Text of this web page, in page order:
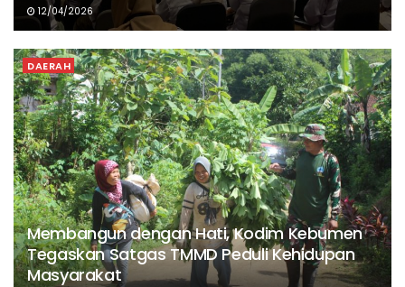
12/04/2026
DAERAH
Membangun dengan Hati, Kodim Kebumen
Tegaskan Satgas TMMD Peduli Kehidupan
Masyarakat